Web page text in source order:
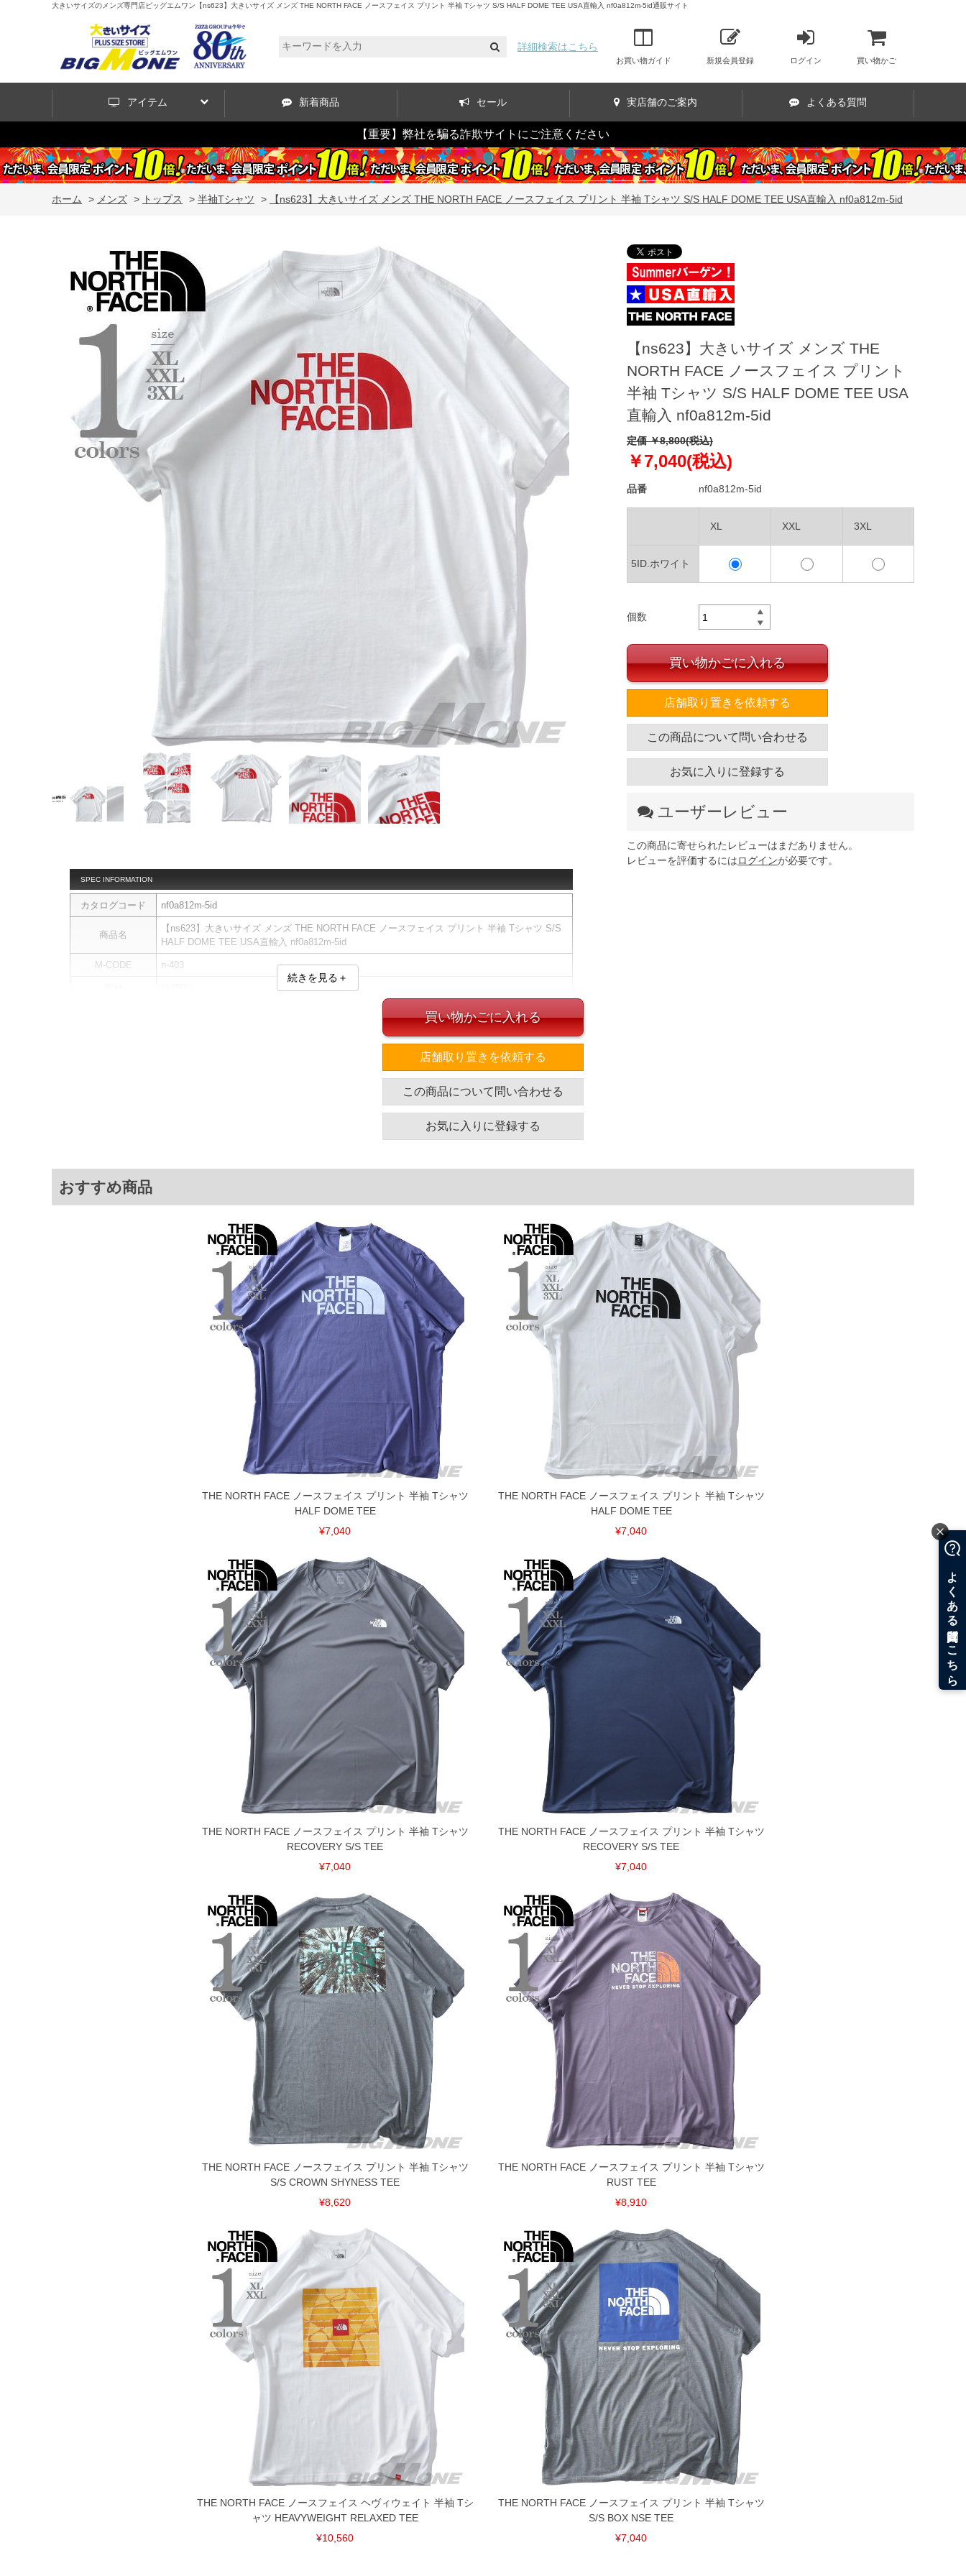
大きいサイズのメンズ専門店ビッグエムワン【ns623】大きいサイズ メンズ THE NORTH FACE ノースフェイス プリント 半袖 Tシャツ S/S HALF DOME TEE USA直輸入 nf0a812m-5id通販サイト
詳細検索はこちら
お買い物ガイド 新規会員登録 ログイン 買い物かご
アイテム 新着商品 セール 実店舗のご案内 よくある質問
【重要】弊社を騙る詐欺サイトにご注意ください
ホーム > メンズ > トップス > 半袖Tシャツ > 【ns623】大きいサイズ メンズ THE NORTH FACE ノースフェイス プリント 半袖 Tシャツ S/S HALF DOME TEE USA直輸入 nf0a812m-5id
SPEC INFORMATION
カタログコード nf0a812m-5id
商品名
【ns623】大きいサイズ メンズ THE NORTH FACE ノースフェイス プリント 半袖 Tシャツ S/S
HALF DOME TEE USA直輸入 nf0a812m-5id
M-CODE n-403
胸囲 着丈
121 74
※上記サイズが実際の商品に付いているタグのサイズ表記と異なる場合があります。お取り扱い前に
商品付属タグの記載もご確認下さい。
※当店での掲載商品は、実店鋪と在庫を共用しておりますので店頭での売り違い、店舗からのお取り
寄せ等により、お客様にご迷惑をお掛けしてしまう場合がございます。そのようなことがない様最大
限に努めておりますが、もしあった場合速やかにご連絡させて頂きますので予めご了承ください。
※【ボトムの裾上げをご希望の場合】
裾上げ料金は500円+税となります。
備考欄に股下●cmとご記入下さい。（裾上げ無料対象商品は1本につき税込6,000円以上の品が対象。
1本5,999円以下の商品は有料（500円+税）となります。）
出荷まで約1週間～20日間程お時間を頂く場合がございます。
尚、裾上げした商品は返品・交換不可となりますので、予めご了承下さい。
一部、お直しに対応出来ない商品がございます。(例：裾にファスナーや調節ひもが付いている、極
端なデザインが施されている等)
返品交換希望の方は、商品到着後1週間以内にご連絡ください。
下着(肌着)やワイシャツは商品の性質上、返品交換不可とさせて頂いております。予めご了承くださ
続きを見る＋
【ns623】大きいサイズ メンズ THE
NORTH FACE ノースフェイス プリント
半袖 Tシャツ S/S HALF DOME TEE USA
直輸入 nf0a812m-5id
定価 ￥8,800(税込)
￥7,040(税込)
品番 nf0a812m-5id
XL XXL 3XL
5ID.ホワイト
個数
買い物かごに入れる
店舗取り置きを依頼する
この商品について問い合わせる
お気に入りに登録する
ユーザーレビュー
この商品に寄せられたレビューはまだありません。
レビューを評価するにはログインが必要です。
買い物かごに入れる
店舗取り置きを依頼する
この商品について問い合わせる
お気に入りに登録する
おすすめ商品
THE NORTH FACE ノースフェイス プリント 半袖 Tシャツ
HALF DOME TEE
¥7,040
THE NORTH FACE ノースフェイス プリント 半袖 Tシャツ
HALF DOME TEE
¥7,040
THE NORTH FACE ノースフェイス プリント 半袖 Tシャツ
RECOVERY S/S TEE
¥7,040
THE NORTH FACE ノースフェイス プリント 半袖 Tシャツ
RECOVERY S/S TEE
¥7,040
THE NORTH FACE ノースフェイス プリント 半袖 Tシャツ
S/S CROWN SHYNESS TEE
¥8,620
THE NORTH FACE ノースフェイス プリント 半袖 Tシャツ
RUST TEE
¥8,910
THE NORTH FACE ノースフェイス ヘヴィウェイト 半袖 Tシ
ャツ HEAVYWEIGHT RELAXED TEE
¥10,560
THE NORTH FACE ノースフェイス プリント 半袖 Tシャツ
S/S BOX NSE TEE
¥7,040